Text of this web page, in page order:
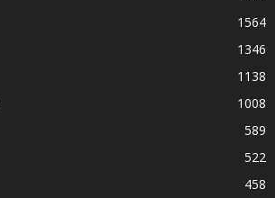
1564
1346
1138
1008
589
522
458